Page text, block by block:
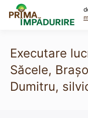
content
Executare
Săcele,
Dumitru,